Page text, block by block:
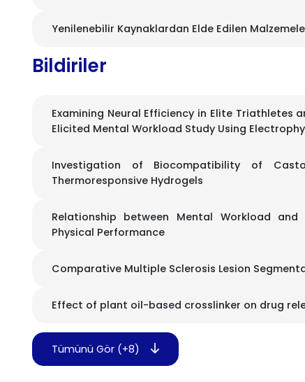
Yenilenebilir Kaynaklardan Elde Edilen
Bildiriler
Examining Neural Efficiency in Elite Triathletes
Elicited Mental Workload Study Using
Investigation of Biocompatibility of
Thermoresponsive Hydrogels
Relationship between Mental Workload
Physical Performance
Comparative Multiple Sclerosis Lesion
Effect of plant oil-based crosslinker on drug
Tümünü Gör (+8)